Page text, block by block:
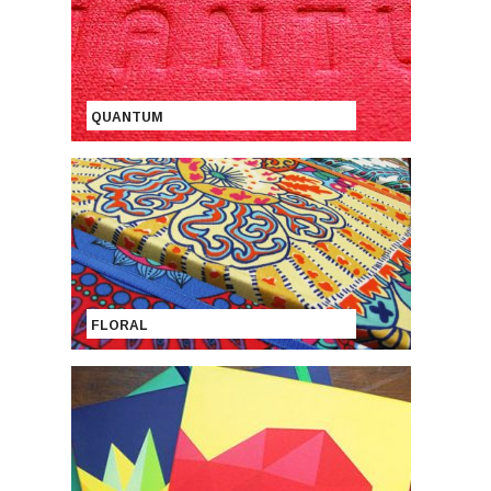
QUANTUM
FLORAL